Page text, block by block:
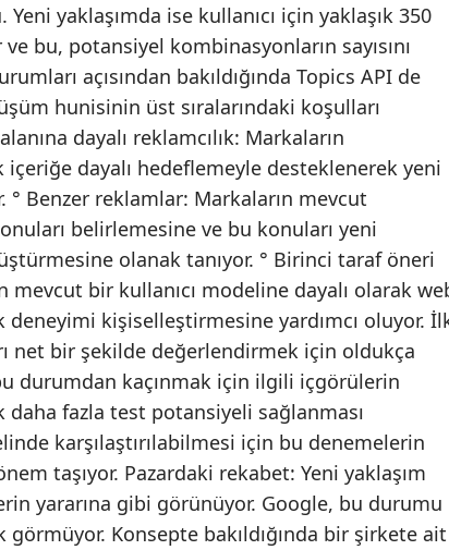
yaklaşımda ise kullanıcı için yaklaşık 350
bu, potansiyel kombinasyonların sayısını
açısından bakıldığında Topics API de
hunisinin üst sıralarındaki koşulları
dayalı reklamcılık: Markaların
dayalı hedeflemeyle desteklenerek yeni
° Benzer reklamlar: Markaların mevcut
belirlemesine ve bu konuları yeni
olanak tanıyor. ° Birinci taraf öneri
bir kullanıcı modeline dayalı olarak
kişiselleştirmesine yardımcı oluyor.
net bir şekilde değerlendirmek için oldukça
durumdan kaçınmak için ilgili içgörülerin
daha fazla test potansiyeli sağlanması
karşılaştırılabilmesi için bu denemelerin
taşıyor. Pazardaki rekabet: Yeni yaklaşım
yararına gibi görünüyor. Google, bu durumu
Konsepte bakıldığında bir şirkete ait